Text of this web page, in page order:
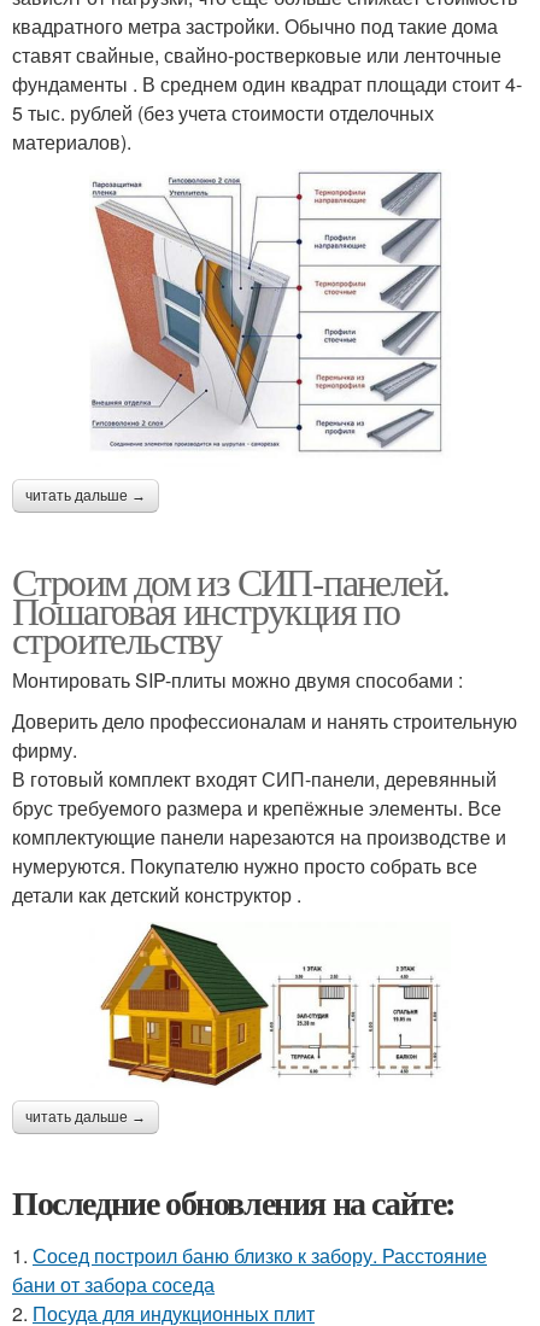
квадратного метра застройки. Обычно под такие дома
ставят свайные, свайно-ростверковые или ленточные
фундаменты . В среднем один квадрат площади стоит 4-
5 тыс. рублей (без учета стоимости отделочных
материалов).
читать дальше →
Строим дом из СИП-панелей.
Пошаговая инструкция по
строительству
Монтировать SIP-плиты можно двумя способами :
Доверить дело профессионалам и нанять строительную
фирму.
В готовый комплект входят СИП-панели, деревянный
брус требуемого размера и крепёжные элементы. Все
комплектующие панели нарезаются на производстве и
нумеруются. Покупателю нужно просто собрать все
детали как детский конструктор .
читать дальше →
Последние обновления на сайте:
1. Сосед построил баню близко к забору. Расстояние
бани от забора соседа
2. Посуда для индукционных плит